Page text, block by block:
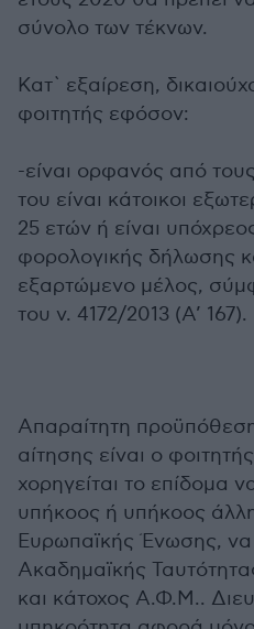
σύνολο των τέκνων.
Κατ` εξαίρεση,
φοιτητής εφόσον:
-είναι ορφανός από
του είναι κάτοικοι
25 ετών ή είναι
φορολογικής δήλωσης
εξαρτώμενο μέλος,
του ν. 4172/2013 (Α’ 167).
Απαραίτητη
αίτησης είναι ο
χορηγείται το επίδομα
υπήκοος ή υπήκοος
Ευρωπαϊκής Ένωσης, να
Ακαδημαϊκής
και κάτοχος Α.Φ.Μ..